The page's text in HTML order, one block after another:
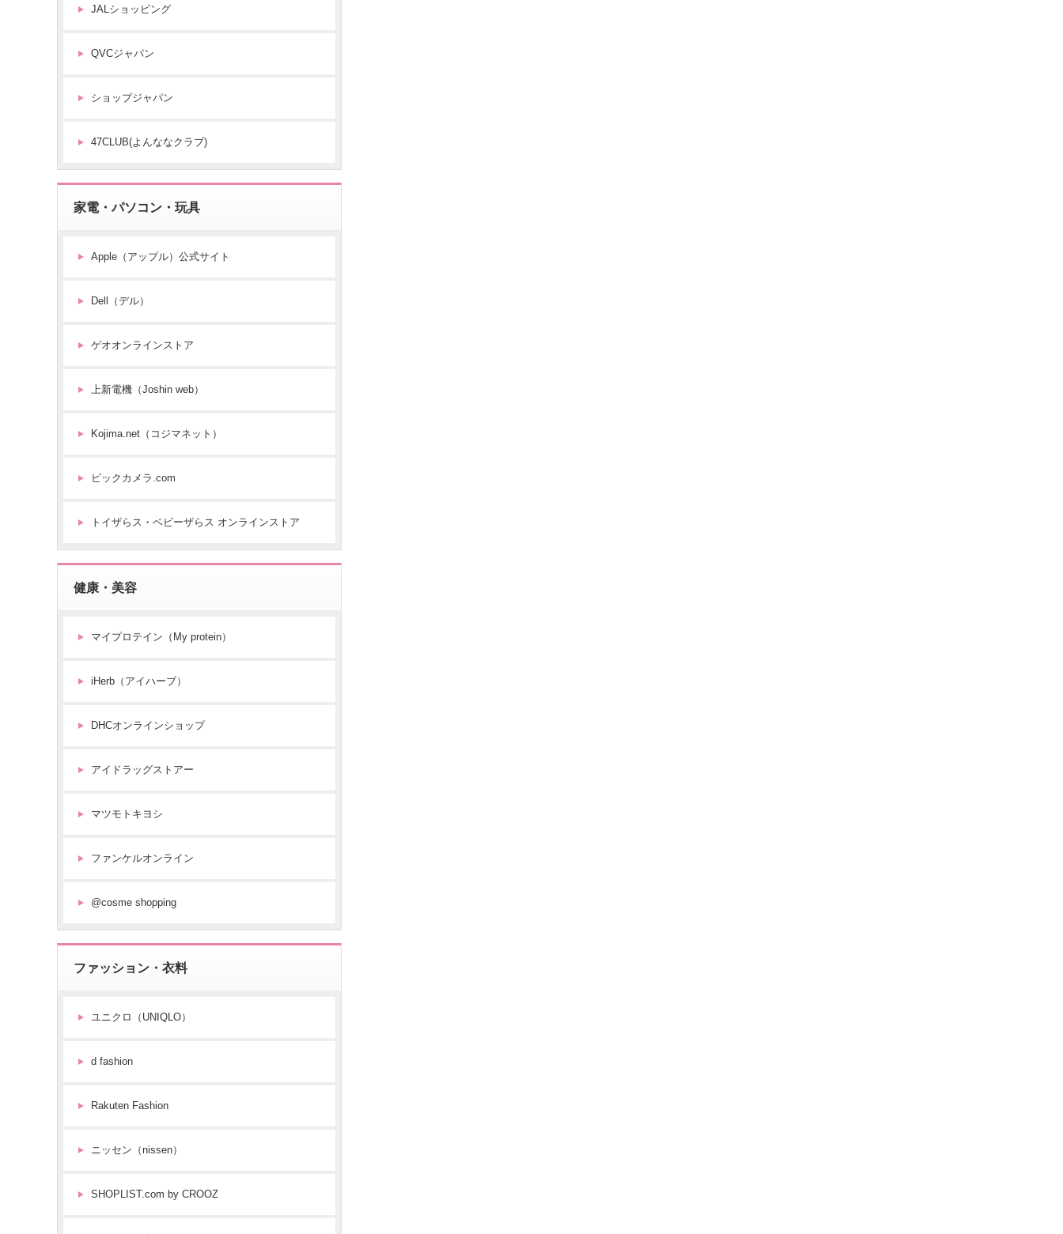
JALショッピング
QVCジャパン
ショップジャパン
47CLUB(よんななクラブ)
家電・パソコン・玩具
Apple（アップル）公式サイト
Dell（デル）
ゲオオンラインストア
上新電機（Joshin web）
Kojima.net（コジマネット）
ビックカメラ.com
トイザらス・ベビーザらス オンラインストア
健康・美容
マイプロテイン（My protein）
iHerb（アイハーブ）
DHCオンラインショップ
アイドラッグストアー
マツモトキヨシ
ファンケルオンライン
@cosme shopping
ファッション・衣料
ユニクロ（UNIQLO）
d fashion
Rakuten Fashion
ニッセン（nissen）
SHOPLIST.com by CROOZ